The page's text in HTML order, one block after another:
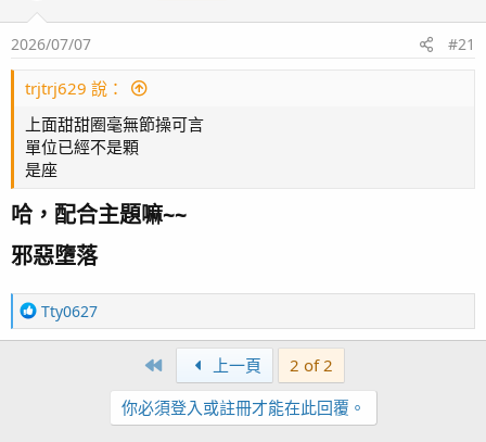
o
n
：
2026/07/07 #21
trjtrj629 說：
上面甜甜圈毫無節操可言
單位已經不是顆
是座
哈，配合主題嘛~~​
邪惡墮落​
R
e
Tty0627
First 上一頁
2 of 2
你必須登入或註冊才能在此回覆。